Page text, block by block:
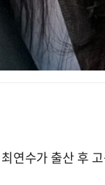
연수가 출산 후